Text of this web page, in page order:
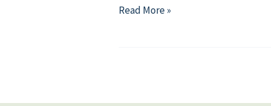
找
Read More »